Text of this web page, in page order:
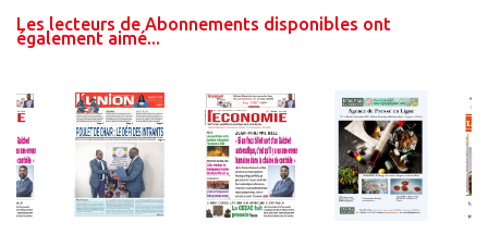
Les lecteurs de Abonnements disponibles ont
également aimé...